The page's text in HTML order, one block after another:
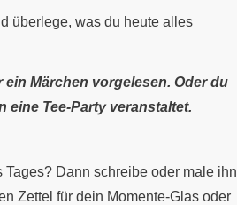
überlege, was du heute alles
Märchen vorgelesen. Oder du
Tee-Party veranstaltet.
Dann schreibe oder male ihn
Zettel für dein Momente-Glas oder